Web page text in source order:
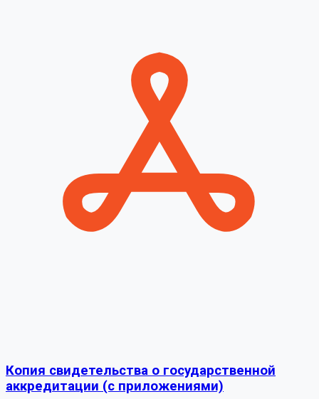
Копия свидетельства о государственной
аккредитации (с приложениями)